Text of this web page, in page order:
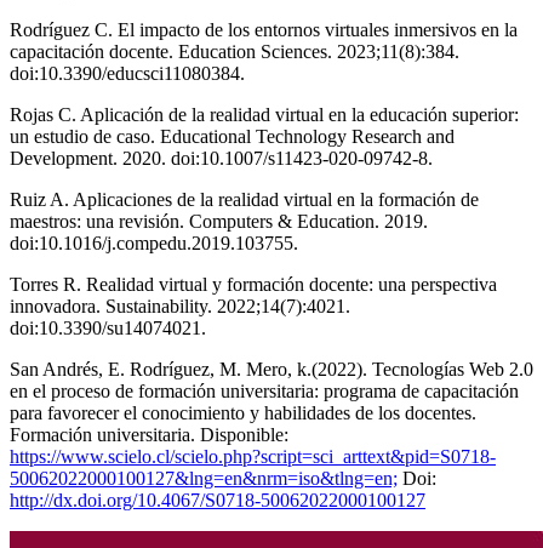
Rodríguez C. El impacto de los entornos virtuales inmersivos en la
capacitación docente. Education Sciences. 2023;11(8):384.
doi:10.3390/educsci11080384.
Rojas C. Aplicación de la realidad virtual en la educación superior:
un estudio de caso. Educational Technology Research and
Development. 2020. doi:10.1007/s11423-020-09742-8.
Ruiz A. Aplicaciones de la realidad virtual en la formación de
maestros: una revisión. Computers & Education. 2019.
doi:10.1016/j.compedu.2019.103755.
Torres R. Realidad virtual y formación docente: una perspectiva
innovadora. Sustainability. 2022;14(7):4021.
doi:10.3390/su14074021.
San Andrés, E. Rodríguez, M. Mero, k.(2022). Tecnologías Web 2.0
en el proceso de formación universitaria: programa de capacitación
para favorecer el conocimiento y habilidades de los docentes.
Formación universitaria. Disponible:
https://www.scielo.cl/scielo.php?script=sci_arttext&pid=S0718-
50062022000100127&lng=en&nrm=iso&tlng=en; Doi:
http://dx.doi.org/10.4067/S0718-50062022000100127